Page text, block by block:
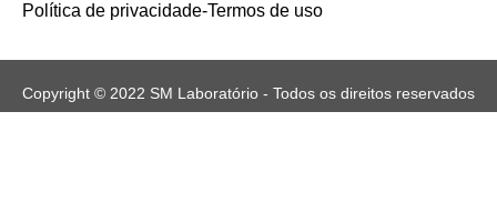
Política de privacidade-Termos de uso
Copyright © 2022 SM Laboratório - Todos os direitos reservados